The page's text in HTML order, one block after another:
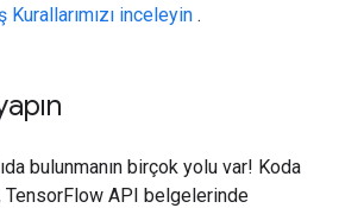
Kurallarımızı inceleyin .
bulunmanın birçok yolu var! Koda
TensorFlow API belgelerinde